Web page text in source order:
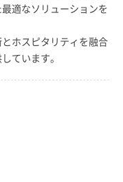
適なソリューションを
ホスピタリティを融合
ています。